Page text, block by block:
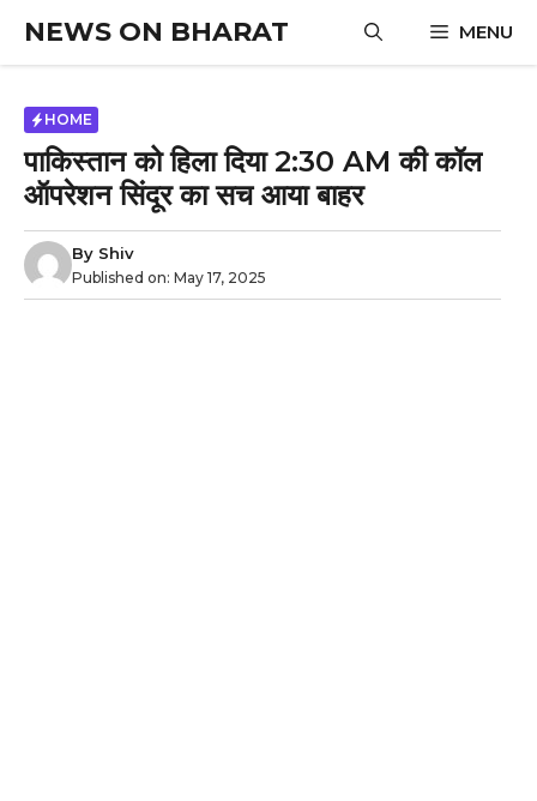
content
NEWS ON BHARAT MENU
HOME
पाकिस्तान को हिला दिया 2:30 AM की कॉल
ऑपरेशन सिंदूर का सच आया बाहर
By Shiv
Published on: May 17, 2025